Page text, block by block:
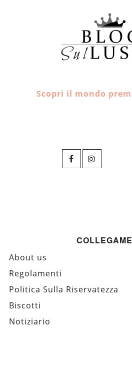
Scopri il mondo
About us
Regolamenti
Politica Sulla Riservatezza
Biscotti
Notiziario